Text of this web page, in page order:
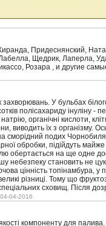
Киранда, Придеснянский,
Щедрик, Лаперла,
Розара , и другие
У бульбах
полісахариду інуліну -
органічні кислоти,
виводить їх з організму.
сморідний подих
обробки, підійдуть майже
обертається на ще одне
небезпеку становить не
цінність топінамбура, у
різниці. Тому що
сховищ. Після
04-04-2016
компоненту для